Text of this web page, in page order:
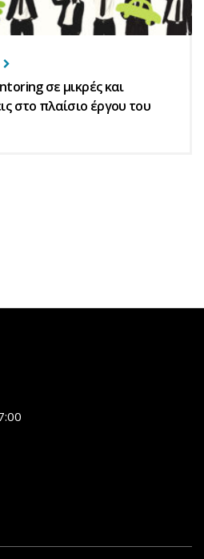
σε μικρές και
στο πλαίσιο έργου του